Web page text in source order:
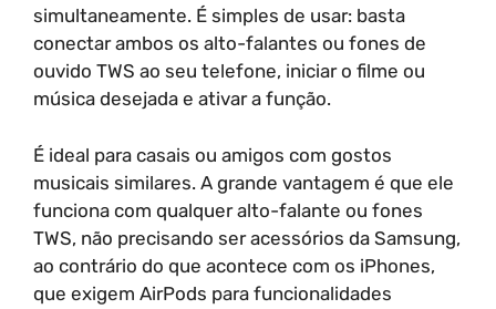
simultaneamente. É simples de usar: basta
conectar ambos os alto-falantes ou fones de
ouvido TWS ao seu telefone, iniciar o filme ou
música desejada e ativar a função.
É ideal para casais ou amigos com gostos
musicais similares. A grande vantagem é que ele
funciona com qualquer alto-falante ou fones
TWS, não precisando ser acessórios da Samsung,
ao contrário do que acontece com os iPhones,
que exigem AirPods para funcionalidades